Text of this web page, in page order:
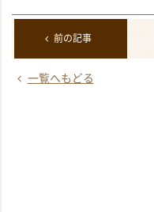
前の記事
一覧へもどる